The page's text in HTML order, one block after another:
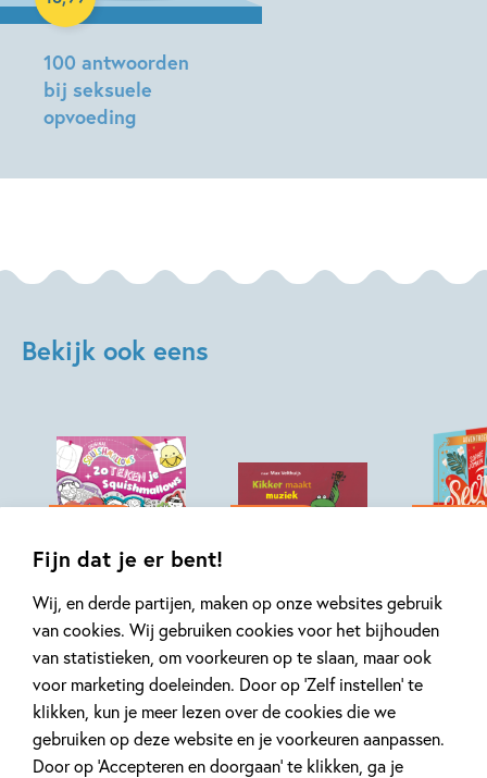
Fijn dat je er bent!
Wij, en derde partijen, maken op onze websites gebruik
van cookies. Wij gebruiken cookies voor het bijhouden
van statistieken, om voorkeuren op te slaan, maar ook
voor marketing doeleinden. Door op ‘Zelf instellen’ te
klikken, kun je meer lezen over de cookies die we
gebruiken op deze website en je voorkeuren aanpassen.
Door op ‘Accepteren en doorgaan’ te klikken, ga je
100 antwoorden
bij seksuele
opvoeding
Barbe,
Bekijk ook eens
Squishmallows –
Zo teken je
Squishmallows
Jazwares
8 99
Paperback
Kikker – Kikker
maakt muziek
Max
Velthuijs
13,99
Epic
Sophie
23,99